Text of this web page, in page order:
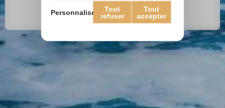
Tout
accepter
Tout
refuser
Personnaliser